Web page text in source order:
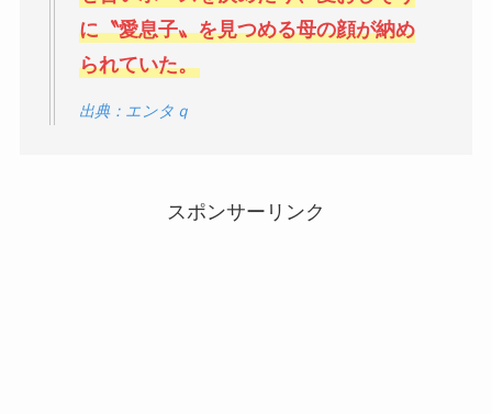
に〝愛息子〟を見つめる母の顔が納め
られていた。
出典：エンタｑ
スポンサーリンク